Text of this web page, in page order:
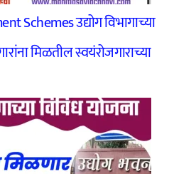
Schemes उद्योग विभागाच्या
मिळतील स्वयंरोजगाराच्या